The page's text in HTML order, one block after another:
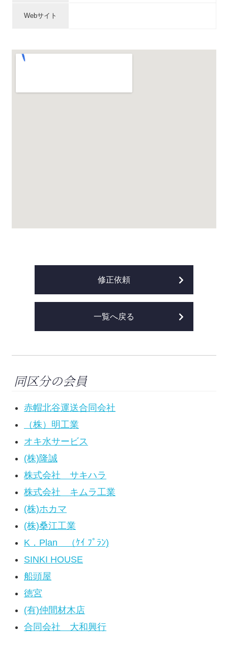
Webサイト
修正依頼
一覧へ戻る
同区分の会員
赤帽北谷運送合同会社
（株）明工業
オキ水サービス
(株)隆誠
株式会社 サキハラ
株式会社 キムラ工業
(株)ホカマ
(株)桑江工業
K．Plan （ｹｲ ﾌﾟﾗﾝ)
SINKI HOUSE
船頭屋
徳宮
(有)仲間材木店
合同会社 大和興行